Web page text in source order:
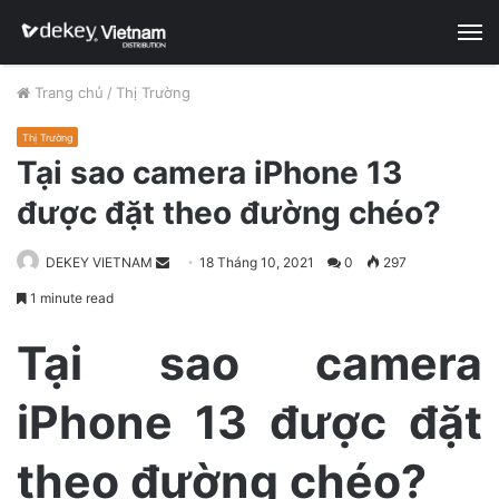
Trang chủ / Thị Trường
Thị Trường
Tại sao camera iPhone 13
được đặt theo đường chéo?
DEKEY VIETNAM
a
e
18 Tháng 10, 2021 0 297
1 minute read
Tại sao camera
iPhone 13 được đặt
theo đường chéo?